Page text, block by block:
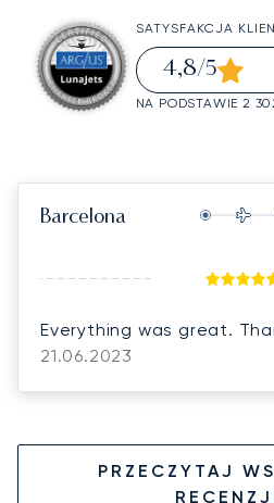
SATYSFAKCJA
4,8/5
NA PODSTAWIE 2
Barcelona
Everything was great.
21.06.2023
PRZECZYTAJ